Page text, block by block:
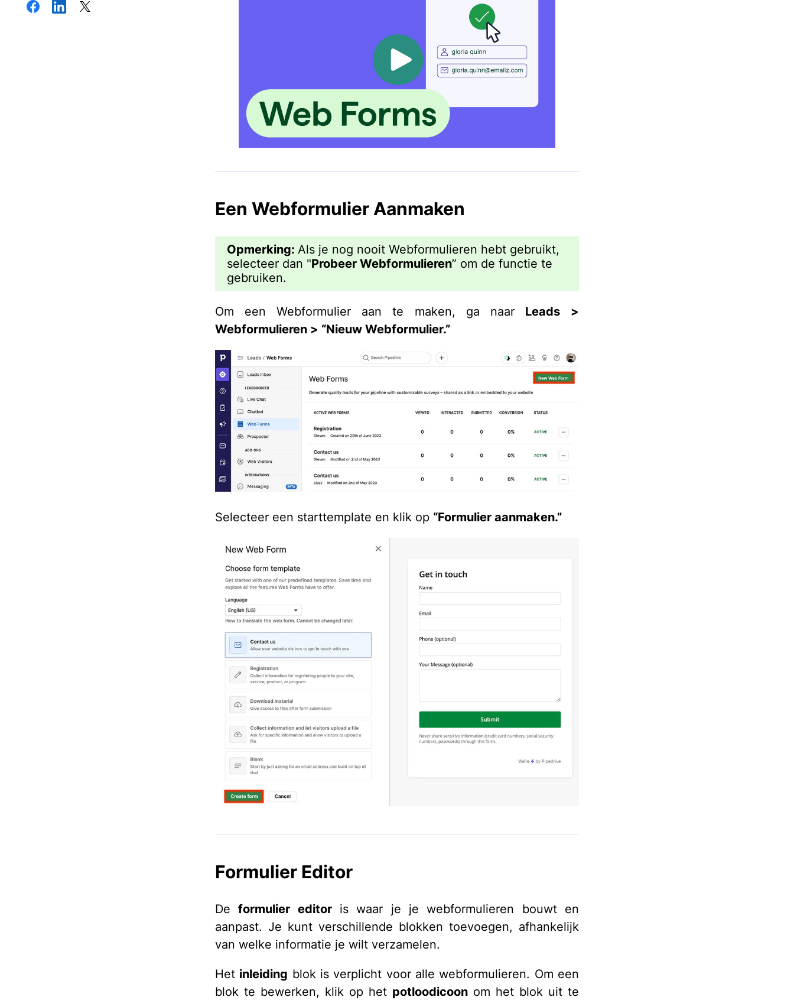
Een Webformulier Aanmaken
Opmerking: Als je nog nooit Webformulieren hebt gebruikt,
selecteer dan "Probeer Webformulieren” om de functie te
gebruiken.
Om een Webformulier aan te maken, ga naar Leads
>
Webformulieren > “Nieuw Webformulier.”
Selecteer een starttemplate en klik op “Formulier aanmaken.”
Formulier Editor
Deformulier editoris waar je je webformulieren bouwt en
aanpast. Je kunt verschillende blokken toevoegen, afhankelijk
van welke informatie je wilt verzamelen.
Het inleiding blok is verplicht voor alle webformulieren. Om een
blok te bewerken, klik op het potloodicoon om het blok uit te